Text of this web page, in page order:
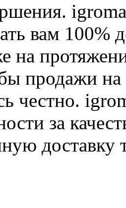
вам 100%
на
продажи
честно.
за
доставку